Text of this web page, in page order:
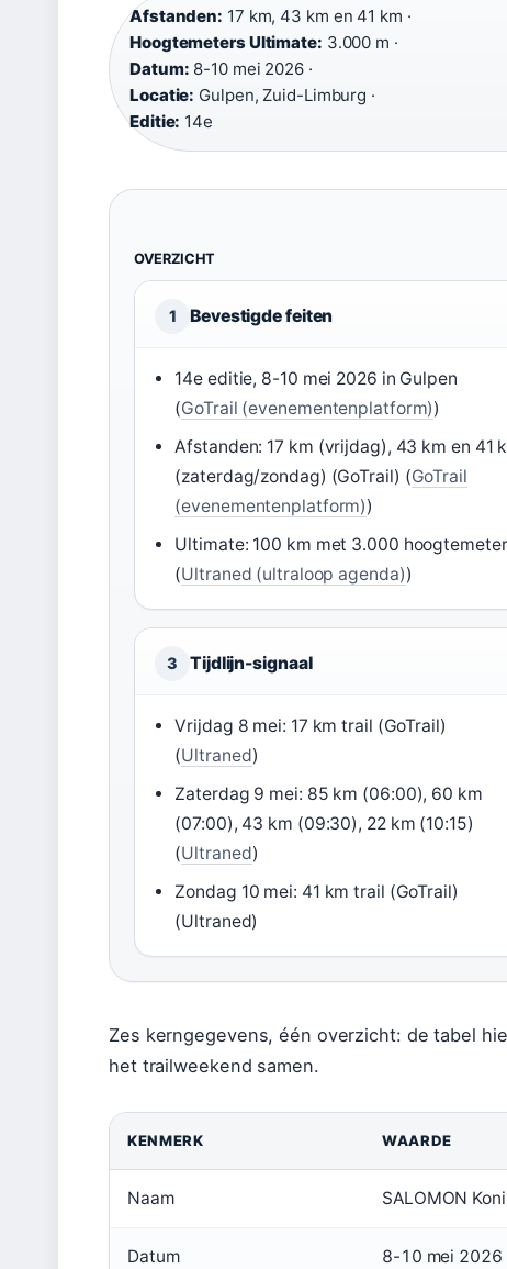
Afstanden: 17 km, 43 km en 41 km ·
Hoogtemeters Ultimate: 3.000 m ·
Datum: 8-10 mei 2026 ·
Locatie: Gulpen, Zuid-Limburg ·
Editie: 14e
OVERZICHT
1 Bevestigde feiten
14e editie, 8-10 mei 2026 in Gulpen
(GoTrail (evenementenplatform))
Afstanden: 17 km (vrijdag), 43 km en 41
(zaterdag/zondag) (GoTrail) (GoTrail
(evenementenplatform))
Ultimate: 100 km met 3.000
(Ultraned (ultraloop agenda))
3 Tijdlijn-signaal
Vrijdag 8 mei: 17 km trail (GoTrail)
(Ultraned)
Zaterdag 9 mei: 85 km (06:00), 60 km
(07:00), 43 km (09:30), 22 km (10:15)
(Ultraned)
Zondag 10 mei: 41 km trail (GoTrail)
(Ultraned)
Zes kerngegevens, één overzicht: de tabel
het trailweekend samen.
KENMERK WAARDE
Naam SALOMON
Datum 8-10 mei 2026